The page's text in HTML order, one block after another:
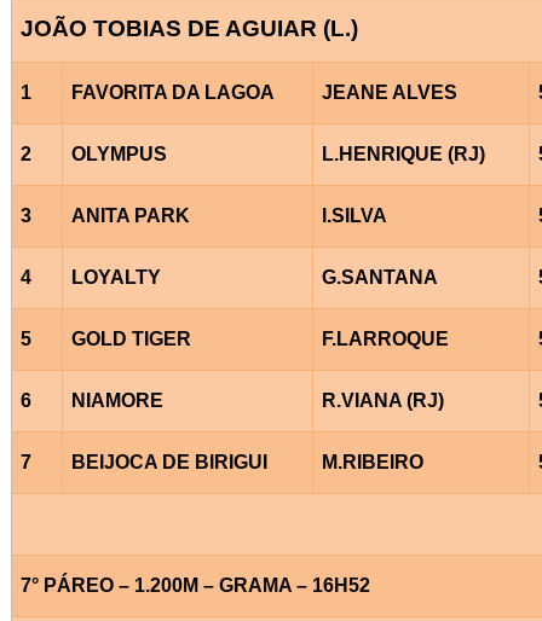
JOÃO TOBIAS DE AGUIAR (L.)
1 FAVORITA DA LAGOA JEANE ALVES
2 OLYMPUS L.HENRIQUE (RJ)
3 ANITA PARK I.SILVA
4 LOYALTY G.SANTANA
5 GOLD TIGER F.LARROQUE
6 NIAMORE R.VIANA (RJ)
7 BEIJOCA DE BIRIGUI M.RIBEIRO
7° PÁREO – 1.200M – GRAMA – 16H52